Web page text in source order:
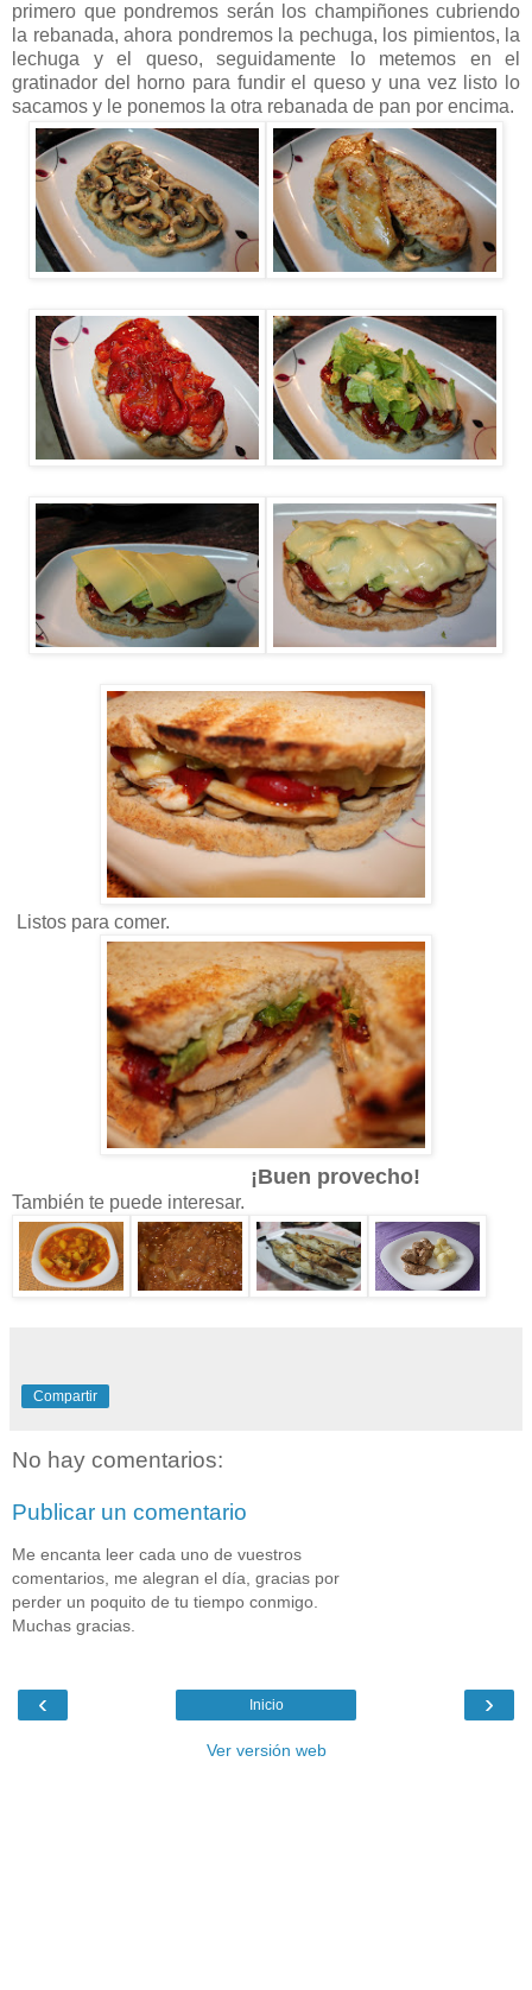
primero que pondremos serán los champiñones cubriendo
la rebanada, ahora pondremos la pechuga, los pimientos, la
lechuga y el queso, seguidamente lo metemos en el
gratinador del horno para fundir el queso y una vez listo lo
sacamos y le ponemos la otra rebanada de pan por encima.
Listos para comer.
¡Buen provecho!
También te puede interesar.
Compartir
No hay comentarios:
Publicar un comentario
Me encanta leer cada uno de vuestros
comentarios, me alegran el día, gracias por
perder un poquito de tu tiempo conmigo.
Muchas gracias.
‹ ›
Inicio
Ver versión web